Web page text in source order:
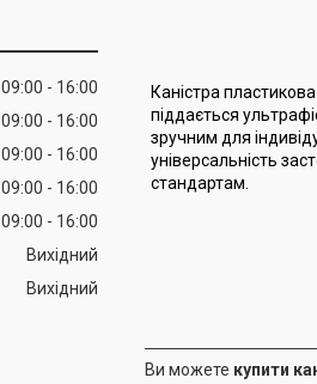
09:00
16:00
09:00
16:00
09:00
16:00
09:00
16:00
09:00
16:00
Вихідний
Вихідний
Каністра
піддається
зручним для
універсальність
стандартам.
Ви можете купити